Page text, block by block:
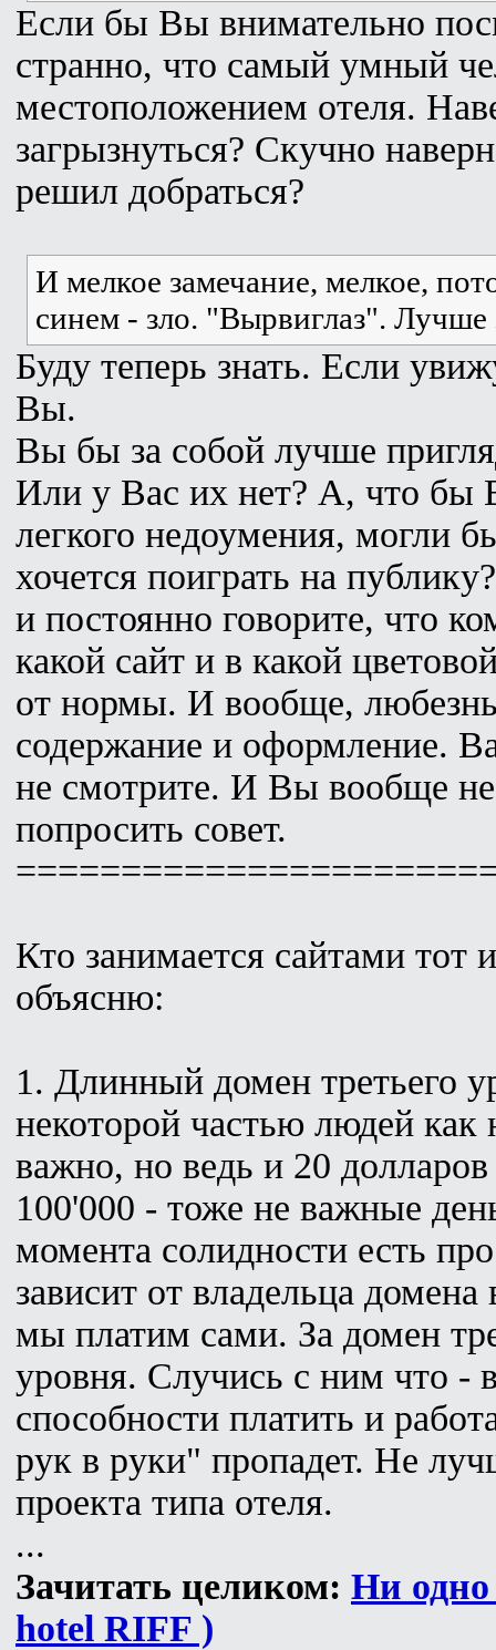
Если бы Вы внимательно
странно, что самый умный
местоположением отеля.
загрызнуться? Скучно
решил добраться?
И мелкое замечание, мелкое,
синем - зло. "Вырвиглаз". Лучше
Буду теперь знать. Если
Вы.
Вы бы за собой лучше
Или у Вас их нет? А, что бы
легкого недоумения, могли
хочется поиграть на
и постоянно говорите, что
какой сайт и в какой
от нормы. И вообще,
содержание и оформление.
не смотрите. И Вы вообще
попросить совет.
Кто занимается сайтами тот
объясню:
1. Длинный домен третьего
некоторой частью людей
важно, но ведь и 20
100'000 - тоже не важные
момента солидности есть
зависит от владельца
мы платим сами. За домен
уровня. Случись с ним что -
способности платить и
рук в руки" пропадет. Не
проекта типа отеля.
...
Зачитать целиком: Ни одно
hotel RIFF )